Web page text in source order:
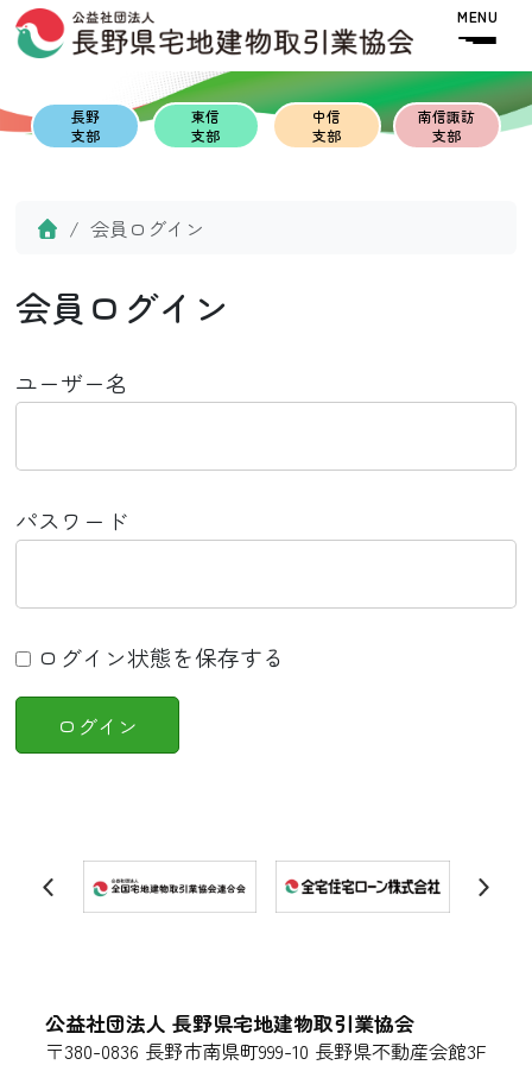
Skip to content
Skip to footer
長野
支部
東信
支部
中信
支部
南信諏訪
支部
Home会員ログイン
会員ログイン
ユーザー名
パスワード
ログイン状態を保存する
公益社団法人 長野県宅地建物取引業協会
〒380-0836 長野市南県町999-10 長野県不動産会館3F
MENU